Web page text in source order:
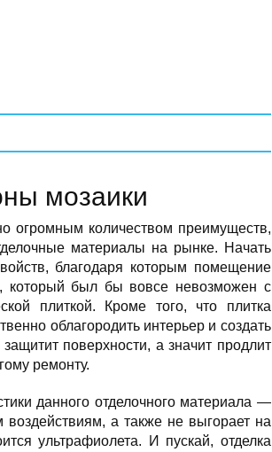
мозаики
огромным количеством преимуществ,
материалы на рынке. Начать
благодаря которым помещение
который был бы вовсе невозможен с
плиткой. Кроме того, что плитка
облагородить интерьер и создать
поверхности, а значит продлит
ремонту.
данного отделочного материала —
а также не выгорает на
ультрафиолета. И пускай, отделка